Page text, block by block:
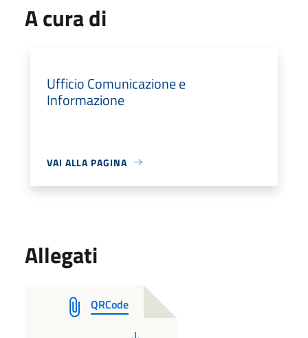
A cura di
Ufficio Comunicazione e
Informazione
VAI ALLA PAGINA
Allegati
QRCode